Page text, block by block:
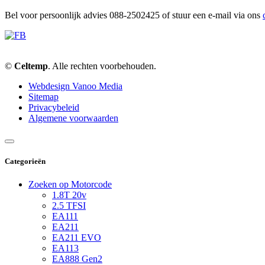
Bel voor persoonlijk advies 088-2502425 of stuur een e-mail via ons
© Celtemp. Alle rechten voorbehouden.
Webdesign Vanoo Media
Sitemap
Privacybeleid
Algemene voorwaarden
Categorieën
Zoeken op Motorcode
1.8T 20v
2.5 TFSI
EA111
EA211
EA211 EVO
EA113
EA888 Gen2